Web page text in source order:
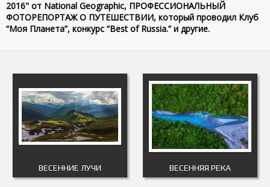
2016" от National Geographic, ПРОФЕССИОНАЛЬНЫЙ
ФОТОРЕПОРТАЖ О ПУТЕШЕСТВИИ, который проводил Клуб
“Моя Планета”, конкурс “Best of Russia.” и другие.
ВЕСЕННИЕ ЛУЧИ ВЕСЕННЯЯ РЕКА